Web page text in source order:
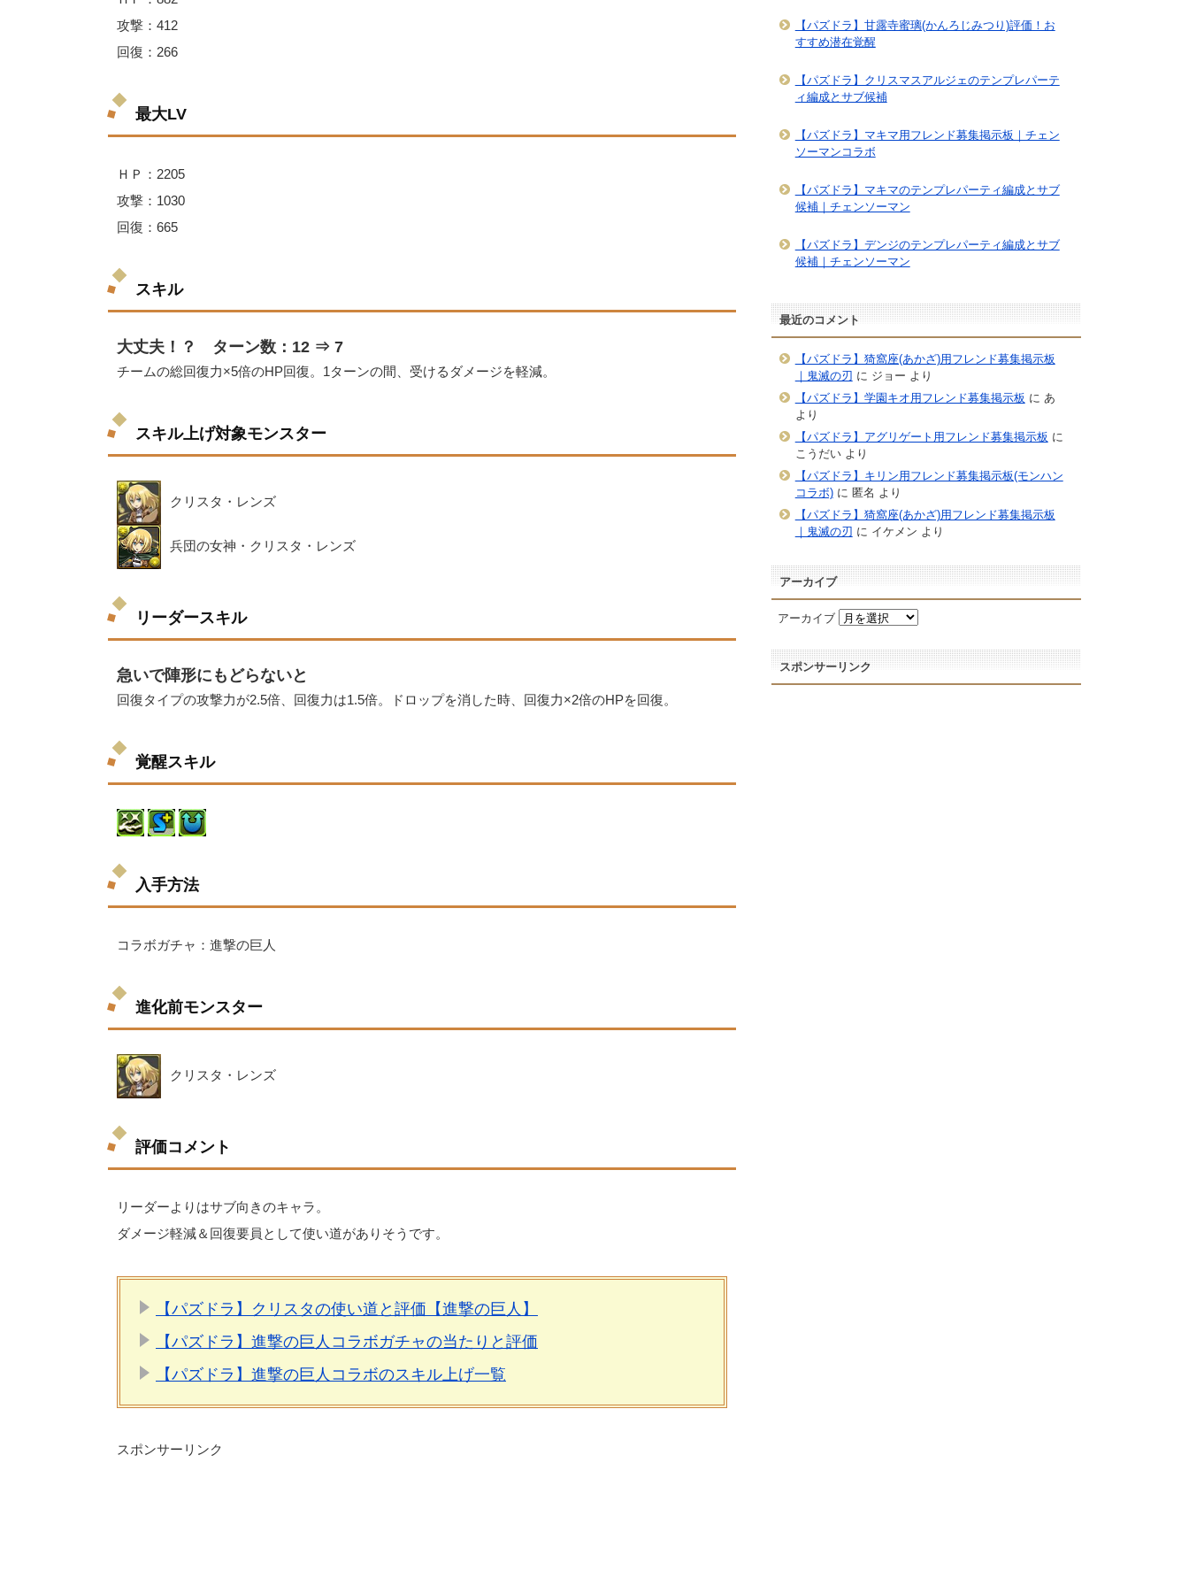
攻撃：412
回復：266
最大LV
ＨＰ：2205
攻撃：1030
回復：665
スキル
大丈夫！？ ターン数：12 ⇒ 7
チームの総回復力×5倍のHP回復。1ターンの間、受けるダメージを軽減。
スキル上げ対象モンスター
クリスタ・レンズ
兵団の女神・クリスタ・レンズ
リーダースキル
急いで陣形にもどらないと
回復タイプの攻撃力が2.5倍、回復力は1.5倍。ドロップを消した時、回復力×2倍のHPを回復。
覚醒スキル
入手方法
コラボガチャ：進撃の巨人
進化前モンスター
クリスタ・レンズ
評価コメント
リーダーよりはサブ向きのキャラ。
ダメージ軽減＆回復要員として使い道がありそうです。
【パズドラ】クリスタの使い道と評価【進撃の巨人】
【パズドラ】進撃の巨人コラボガチャの当たりと評価
【パズドラ】進撃の巨人コラボのスキル上げ一覧
スポンサーリンク
【パズドラ】甘露寺蜜璃(かんろじみつり)評価！お
すすめ潜在覚醒
【パズドラ】クリスマスアルジェのテンプレパーテ
ィ編成とサブ候補
【パズドラ】マキマ用フレンド募集掲示板｜チェン
ソーマンコラボ
【パズドラ】マキマのテンプレパーティ編成とサブ
候補｜チェンソーマン
【パズドラ】デンジのテンプレパーティ編成とサブ
候補｜チェンソーマン
最近のコメント
【パズドラ】猗窩座(あかざ)用フレンド募集掲示板
｜鬼滅の刃 に ジョー より
【パズドラ】学園キオ用フレンド募集掲示板 に あ
より
【パズドラ】アグリゲート用フレンド募集掲示板 に
こうだいより
【パズドラ】キリン用フレンド募集掲示板(モンハン
コラボ)に 匿名 より
【パズドラ】猗窩座(あかざ)用フレンド募集掲示板
｜鬼滅の刃 に イケメン より
アーカイブ
アーカイブ
スポンサーリンク